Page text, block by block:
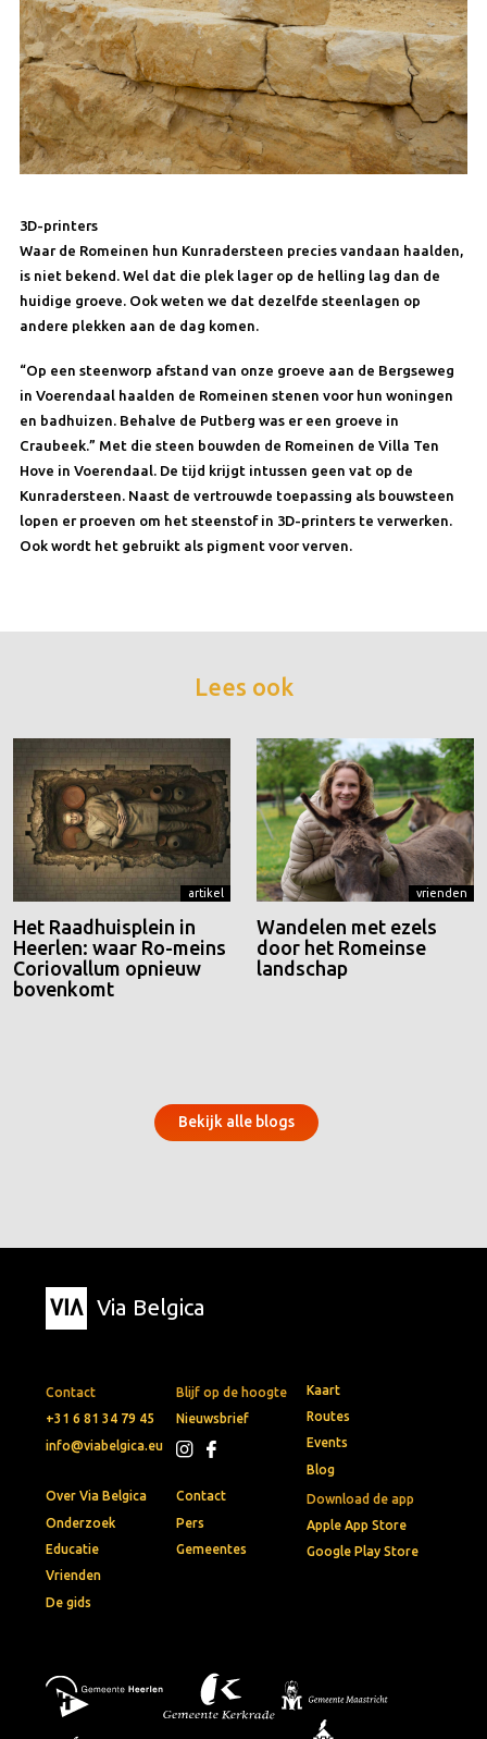
3D-printers
Waar de Romeinen hun Kunradersteen precies vandaan haalden,
is niet bekend. Wel dat die plek lager op de helling lag dan de
huidige groeve. Ook weten we dat dezelfde steenlagen op
andere plekken aan de dag komen.
“Op een steenworp afstand van onze groeve aan de Bergseweg
in Voerendaal haalden de Romeinen stenen voor hun woningen
en badhuizen. Behalve de Putberg was er een groeve in
Craubeek.” Met die steen bouwden de Romeinen de Villa Ten
Hove in Voerendaal. De tijd krijgt intussen geen vat op de
Kunradersteen. Naast de vertrouwde toepassing als bouwsteen
lopen er proeven om het steenstof in 3D-printers te verwerken.
Ook wordt het gebruikt als pigment voor verven.
Lees ook
artikel
Het Raadhuisplein in
Heerlen: waar Ro-meins
Coriovallum opnieuw
bovenkomt
vrienden
Wandelen met ezels
door het Romeinse
landschap
Bekijk alle blogs
Via Belgica
Contact
+31 6 81 34 79 45
info@viabelgica.eu
Blijf op de hoogte
Nieuwsbrief
Download de app
Apple App Store
Google Play Store
Kaart
Routes
Events
Blog
Over Via Belgica
Onderzoek
Educatie
Vrienden
De gids
Contact
Pers
Gemeentes